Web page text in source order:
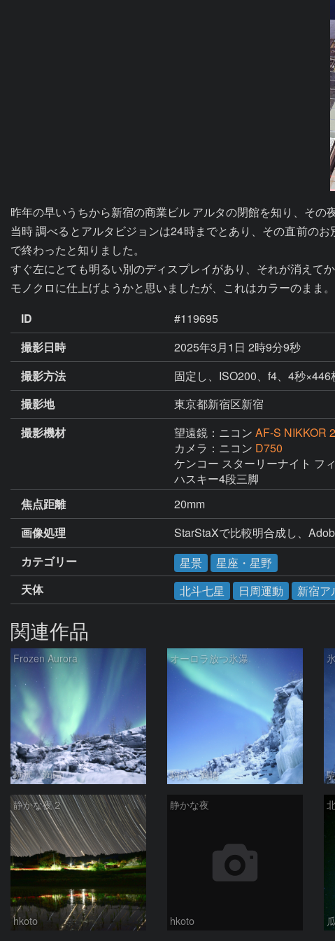
昨年の早いうちから新宿の商業ビル アルタの閉館を知り、その
当時 調べるとアルタビジョンは24時までとあり、その直前の
で終わったと知りました。
すぐ左にとても明るい別のディスプレイがあり、それが消えて
モノクロに仕上げようかと思いましたが、これはカラーのまま。
ID
#119695
撮影日時
2025年3月1日 2時9分9秒
撮影方法
固定し、ISO200、f4、4秒
撮影地
東京都新宿区新宿
撮影機材
望遠鏡：ニコン AF-S NIKKOR
カメラ：ニコン D750
ケンコー スターリーナイト フ
ハスキー4段三脚
焦点距離
20mm
画像処理
StarStaXで比較明合成し、
カテゴリー
星景
星座・星野
天体
北斗七星 日周運動 新宿ア
関連作品
Frozen Aurora
駒沢 満晴
オーロラ放つ氷瀑
駒沢 満晴
静かな夜２
hkoto
静かな夜
hkoto